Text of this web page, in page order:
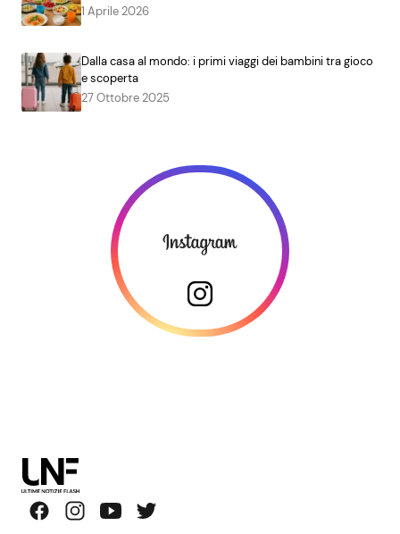
1 Aprile 2026
Dalla casa al mondo: i primi viaggi dei bambini tra gioco
e scoperta
27 Ottobre 2025